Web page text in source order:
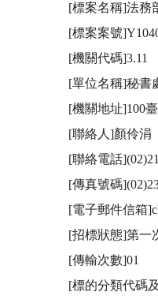
[標案名稱]法務
[標案案號
[機關代碼]3.11
[單位名稱]秘書
[機關地址]100
[聯絡人]顏伶涓
[聯絡電話
[傳真號碼
[電子郵件信箱
[招標狀態]第一
[傳輸次數]01
[標的分類代碼